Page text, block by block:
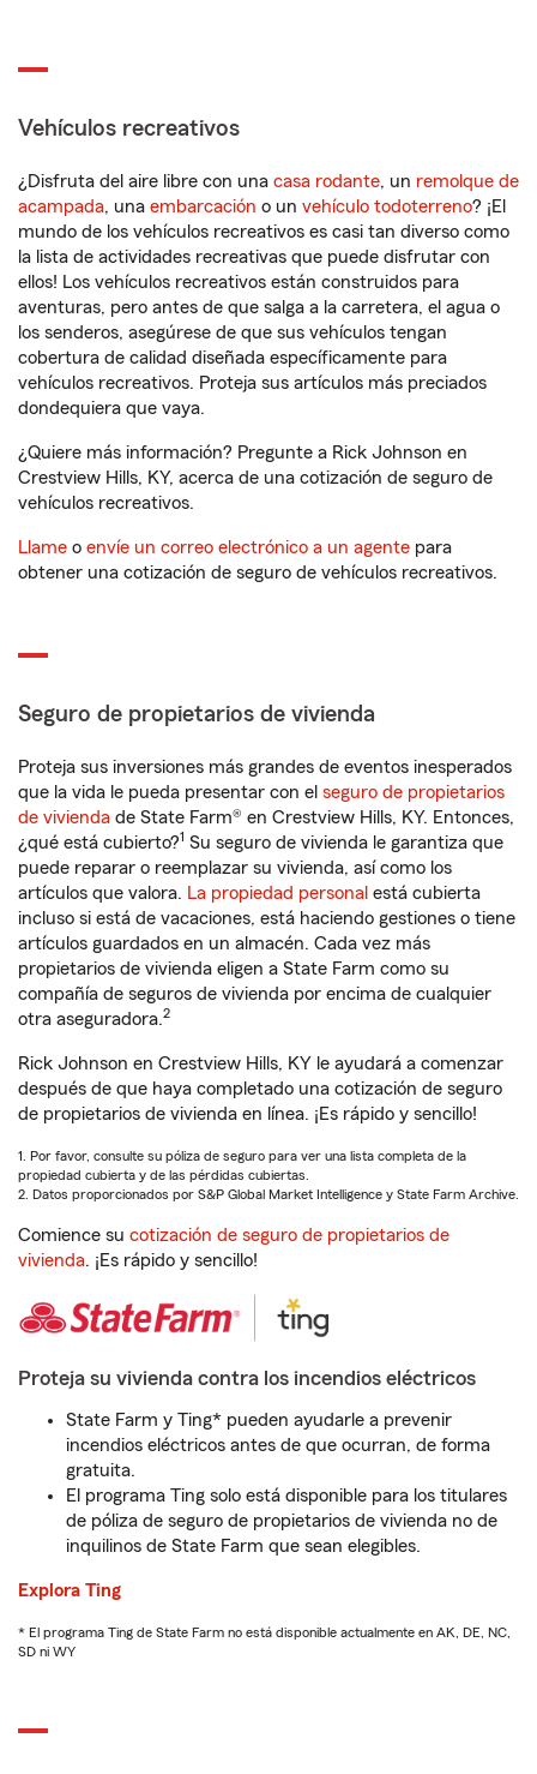
Vehículos recreativos
¿Disfruta del aire libre con una casa rodante, un remolque de
acampada, una embarcación o un vehículo todoterreno? ¡El
mundo de los vehículos recreativos es casi tan diverso como
la lista de actividades recreativas que puede disfrutar con
ellos! Los vehículos recreativos están construidos para
aventuras, pero antes de que salga a la carretera, el agua o
los senderos, asegúrese de que sus vehículos tengan
cobertura de calidad diseñada específicamente para
vehículos recreativos. Proteja sus artículos más preciados
dondequiera que vaya.
¿Quiere más información? Pregunte a Rick Johnson en
Crestview Hills, KY, acerca de una cotización de seguro de
vehículos recreativos.
Llame o envíe un correo electrónico a un agente para
obtener una cotización de seguro de vehículos recreativos.
Seguro de propietarios de vivienda
Proteja sus inversiones más grandes de eventos inesperados
que la vida le pueda presentar con el seguro de propietarios
de vivienda de State Farm® en Crestview Hills, KY. Entonces,
¿qué está cubierto?1 Su seguro de vivienda le garantiza que
puede reparar o reemplazar su vivienda, así como los
artículos que valora. La propiedad personal está cubierta
incluso si está de vacaciones, está haciendo gestiones o tiene
artículos guardados en un almacén. Cada vez más
propietarios de vivienda eligen a State Farm como su
compañía de seguros de vivienda por encima de cualquier
otra aseguradora.2
Rick Johnson en Crestview Hills, KY le ayudará a comenzar
después de que haya completado una cotización de seguro
de propietarios de vivienda en línea. ¡Es rápido y sencillo!
1. Por favor, consulte su póliza de seguro para ver una lista completa de la
propiedad cubierta y de las pérdidas cubiertas.
2. Datos proporcionados por S&P Global Market Intelligence y State Farm Archive.
Comience su cotización de seguro de propietarios de
vivienda. ¡Es rápido y sencillo!
Proteja su vivienda contra los incendios eléctricos
State Farm y Ting* pueden ayudarle a prevenir
incendios eléctricos antes de que ocurran, de forma
gratuita.
El programa Ting solo está disponible para los titulares
de póliza de seguro de propietarios de vivienda no de
inquilinos de State Farm que sean elegibles.
Explora Ting
* El programa Ting de State Farm no está disponible actualmente en AK, DE, NC,
SD ni WY